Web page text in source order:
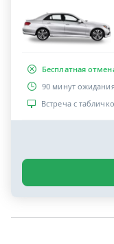
Бесплатная
90 минут
Встреча с